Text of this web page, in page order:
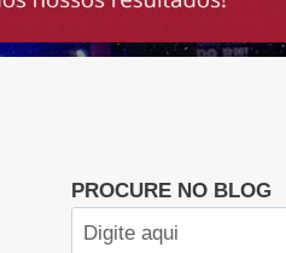
PROCURE NO BLOG